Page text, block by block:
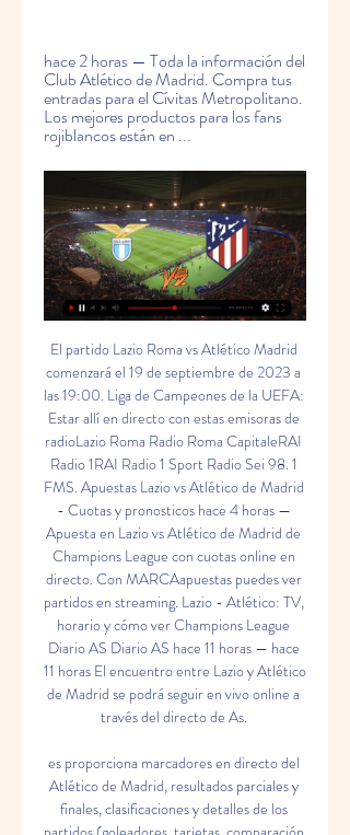
hace 2 horas — Toda la información del
Club Atlético de Madrid. Compra tus
entradas para el Cívitas Metropolitano.
Los mejores productos para los fans
rojiblancos están en ...
El partido Lazio Roma vs Atlético Madrid comenzará el 19 de septiembre de 2023 a las 19:00. Liga de Campeones de la UEFA: Estar allí en directo con estas emisoras de radioLazio Roma Radio Roma CapitaleRAI Radio 1RAI Radio 1 Sport Radio Sei 98. 1 FMS. Apuestas Lazio vs Atlético de Madrid - Cuotas y pronosticos hace 4 horas — Apuesta en Lazio vs Atlético de Madrid de Champions League con cuotas online en directo. Con MARCAapuestas puedes ver partidos en streaming. Lazio - Atlético: TV, horario y cómo ver Champions League Diario AS Diario AS hace 11 horas — hace 11 horas El encuentro entre Lazio y Atlético de Madrid se podrá seguir en vivo online a través del directo de As. 

es proporciona marcadores en directo del Atlético de Madrid, resultados parciales y finales, clasificaciones y detalles de los partidos (goleadores, tarjetas, comparación de cuotas, etc. ). Además de los resultados del Atlético de Madrid, en Flashscore. es puedes seguir más de 1000 competiciones de fútbol de más de 90 países de todo el mundo. Sólo debes hacer clic en el país en el menú de la izquierda y seleccionar tu competición (liga, copa u otra competición). 

Medios: Marcos Llorente, Pablo Barrios, Saúl. Delanteros: Antoine Griezmann y Álvaro Morata. Noticias de Atlético de Madrid – domingo, 17 de septiembre de 2023El mediocampista Thomas Lemar se suma a las bajas de los colchoneros por lesión, por lo que se le sumaría a sus compañeros: Soyunku, Koke, De Paul, Reinildo y Depay. Lazio - Atlético de Madrid: Horario y dónde ver en TV el partido de ChampionsActualizado Lunes, 18 septiembre 2023 - 11:57Lazio y Atlético de Madrid se miden en la primera jornada de la Champions este martes, 19 de septiembre, a partir de las 21:00 horasEl delantero del Atlético de Madrid Antoine GriezmannR. JIMÉNEZEFELazio y Atlético de Madrid se miden en la primera jornada de la Champions League 2023 - 2024 en un partido que se jugará en Roma este martes, 19 de septiembre, a partir de las 21:00 horas. Lazio - Atlético: TV, horario y cómo ver Champions League online hoyLazio y Atlético de Madrid se ven las caras en el primer partido de la fase de grupos de la Champions. 

Lazio vs. Atlético Madrid, EN VIVO: dónde ver ONLINE por hace 6 horas — Conocé las opciones para ver en vivo, por televisión y mediante internet, el encuentro entre Lazio y Atlético Madrid, por Champions League.

ALCANZAMOS UN NUEVO RÉCORD HISTÓRICO 10 de septiembre, 2023 - 11:50h La familia rojiblanca no para de crecer y ya hemos superado los 59. 000 abonados. Un nuevo récord histórico. Ambos clubes buscarán arrancar la competición europea de la mejor forma posible. El Cholo Simeone viaja a Italia sin Koke Resurrección, Caglar Soyuncu, Rodrigo de Paul, Memphis Depay, Thomas Lemar y Reinildo Mandava. Los seis de baja por lesión. Dónde ver el Lazio - Atlético en televisiónEl partido de Champions League entre Lazio y Atlético de Madrid se podrá ver en televisión en el canal Movistar Champions, de Movistar Plus+, que tiene los derechos de emisión de la competición. 

YA A LA VENTA PARA EL PÚBLICO GENERAL 4 de septiembre, 2023 - 19:03h Las entradas para el público general, ya a la venta. EN TERRITORIO ATLETI 29 de julio, 2023 - 10:54h El pasado 13 de mayo se cumplieron 100 años de la inauguración de nuestro tercer estadio y con motivo de esta efeméride, rememoramos los momentos más destacados que tuvieron lugar en sus 43 años de existencia. ATLETI 3-0 ATHLETIC CLUB 16 de septiembre, 2023 - 21:02h El doblete de Sheila, junto al tanto de Eva Navarro, sellan la victoria frente al Athletic Club ante nuestro público. EN COLABORACIÓN CON MATCHWORNSHIRT 27 de julio, 2023 - 11:05h Nuestros seguidores tendrán la oportunidad de pujar, en tiempo real mientras están viendo el partido, por las camisetas que utilicen nuestros jugadores sobre el campo. 

Partidos y Horarios | Calendario LaLiga, Champions y hace 5 horas — Consulta los partidos de hoy y de los próximos días de LaLiga Santander, LaLiga SmartBank, Champions League, Europa League y Conference League. SS Lazio vs. Club Atlético de Madrid: horario, TV, hace 2 días — Además, todos los usuarios de Betfair podrán apostar en vivo pinchando en esta página. A qué apostar hoy · Deportes en vivo y gratis... 

Atlético de Madrid vs Lazio En vivo Champions League. Atlético de Madrid. vs. Lazio. imgalt. Imágenes en directo. imgalt. Encuentro en directo. En vivo. Lo más destacado del ...

(DEPORTE!!!) Ver Lazio U-19 vs Atlético de Madrid Sub- hace 6 horas — (DEPORTE!!!) Ver Lazio U-19 vs Atlético de Madrid Sub-19 en vivo y en directo 19.09.2023 15 mar 2023 — Hasta aquí este directo de un ...

Estadio: Estadio Olímpico de Roma. Hora: 16:00 horas (Argentina y Colombia), 13:00 horas (México). Canales de transmisión y streaming onlineViX, Paramount+, CBS Sports Network (Estados Unidos), Star+ (Argentina), HBO Max y TNT Sports (México). Posible alineación de LazioPortero: Ivan Provedel. Defensas: Adam Marusic, Nicolo Casale, Alessio Romagnoli, Elseid Hysaj. 

Thursday, 23 February, 2012UEFA Liga Europea. Thursday, 16 February, 2012Todos los partidosúltimos partidos LazioSerie A. Saturday, 16 September, 2023Serie A. Saturday, 2 September, 2023Serie A. Sunday, 27 August, 2023Serie A. Sunday, 20 August, 2023Amistosos de clubes. Sunday, 13 August, 2023últimos partidos Atlético MadridEspaña. Primera División. 

[EN VIVO!] Ver Lazio vs Atlético Madrid Vivo Gratis 19. 09. hace 21 horas — La Lazio se enfrentará al Atlético de Madrid a partir del 19 de septiembre de 2023 a las 19:00 UTC en el estadio Stadio Olimpico, en la ciudad ...

PREVIA | LAZIO - JUVENIL A 18 de septiembre, 2023 - 13:15h El equipo de Fernando Torres da el pistoletazo de salida este martes en la competición europea en Roma, en el duelo que nos medirá a la Lazio. REAL MADRID CASTILLA 2 – 2 ATLÉTICO B 16 de septiembre, 2023 - 21:48h Buen partido del Atlético B, que dio la cara ante el Real Madrid Castilla y supo reponerse por dos veces a los goles de Nico Paz, con un golazo de El Jebari, y al de Víctor Muñoz con otro de Mestanza, éste en el minuto 88. 

Lazio - Atlético de Madrid: Horario y dónde ver en TV el hace 23 horas — Lazio y Atlético de Madrid se miden en la primera jornada de la Champions League 2023 - 2024 en un partido que se jugará en Roma este martes ...

Los otros dos equipos del E son Feyenoord y Celtic. Ambos equipos buscaran una victoria con la que recuperar sensaciones tras la jornada liguera posterior al parón de selecciones de septiembre. El Lazio cayó frente a la Juventus y el Atlético fue superado en Mestalla. Sigue en directo el Lazio - Atlético: Champions LeagueHorario: ¿a qué hora es el Lazio - Atlético de Champions League? El Lazio - Atlético de la jornada 1 de la fase de grupos de la Champions League se juega el martes, 19 de septiembre de 2023 a partir de las 21:00 horas en el Olímpico de Roma. FÚTBOL BASE 4 de septiembre, 2023 - 11:00h La Academia del Atlético de Madrid impulsa un año más el deporte para los más pequeños con sus escuelas de tecnificación. 

Lazio - Atlético: canal TV, horario, dónde y cómo ver hace 18 horas — Fecha, horario, cómo ver en vivo y en directo en televisión y cómo Lazio y Atlético de Madrid se ven las caras en el primer partido de la ...

Lazio EN VIVO por Champions League hace 10 horas — Atlético Madrid y Lazio se ven las caras este martes 19 de septiembre desde el Estadio Olímpico de Roma, válido a la jornada 1 del Grupo E de la... Partido Atlético de Madrid hoy Televisado vs LazioPartido Atlético de Madrid hoy televisado – Ver partido Atlético de Madrid hoy gratis✅¿Cuándo juega el Atlético de Madrid y a qué hora? El Atlético del cholo Simeone se enfrentará al Lazio este martes 19 de septiembre a las 21:00hs. (hora española) en el partido correspondiente a la Jornada 1 de La Champions League. – domingo, 17 de septiembre de 2023Día, hora y estadio del Lazio vs Atlético de Madrid¿Cuándo? Martes 19 de septiembre. 

[[[en vivo**]++]] Lazio U-19 contra Atlético de Madrid Sub-1 hace 6 horas — [en vivo**]++]] Lazio U-19 contra Atlético de Madrid Sub-19 en vivo y en directo 19 septiembre 2023 Cuando comience el partido, ...

Lazio - Atlético Madrid en vivo, resultados H2H Lazio Atlético Madrid marcadores en directo (y ver en vivo gratis video streaming en directo) comienza el 19 sept 2023 a las 19:00 (Hora UTC) en Stadio ...

El servicio de resultados del Atlético de Madrid se proporciona en tiempo real, sin necesidad de recargar la página. Lazio vs Atlético de Madrid en vivo 19. 09. 2023 - Azscore dentro de 5 horas — En 19 Sep 2023 los equipos Lazio y Atlético de Madrid jugarán un partido dentro del torneo Liga Campeones UEFA. Lazio - Atlético Madrid en vivo, resultados H2H Lazio Atlético Madrid marcadores en directo (y ver en vivo gratis video streaming en directo) comienza el 19 sept 2023 a las 19:00 (Hora UTC) en Stadio... Atlético Madrid vs. 

com actualizado al minuto. Desde una... HORARIO MODIFICADO 8 de septiembre, 2023 - 16:00h El partido, correspondiente a la jornada 4 de LaLiga, tuvo que aplazarse la pasada semana debido a las malas condiciones meteorológicas en la Comunidad de Madrid. CON 1. 846 NUEVAS BUTACAS 7 de septiembre, 2023 - 09:36h La ampliación del aforo nace por la necesidad de atender la cada vez mayor demanda de abonos y de entradas por parte de los seguidores rojiblancos y del público en general. Lazio Roma - Atlético Madrid: Ver en streaming y en TV Atlético Madrid: streaming en directo y en TV hoy. Lazio Roma vs. Atlético Madrid es un evento de Fútbol próximo que se celebrará el 19 sept a las 21:00. 

Lazio vs Atlético Madrid por la Champions League hace 11 horas — Este martes, el equipo de Rodrigo De Paul, Nahuel Molina y Ángel Correa, Atlético Madrid, visitará a Lazio en su debut en Champions League.

Página oficial del Atlético de Madrid hace 2 horas — Toda la información del Club Atlético de Madrid. Compra tus entradas para el Cívitas Metropolitano. Los mejores productos para los fans rojiblancos están en ...

Partidos y Horari